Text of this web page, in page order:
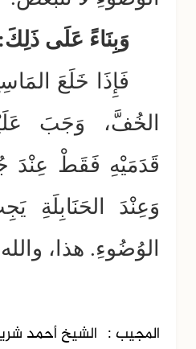
وَبِنَاءً عَلَى ذَلِكَ:
فَإِذَا خَلَعَ
الخُفَّ، وَجَبَ
قَدَمَيْهِ فَقَطْ عِنْدَ
وَعِنْدَ الحَنَابِلَةِ
الوُضُوءِ. هذا،
المجيب : الشيخ أحمد